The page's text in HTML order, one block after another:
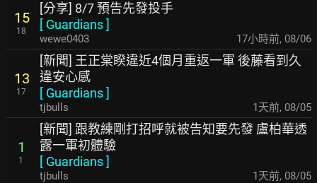
15
18
[分享] 8/7 預告先發投手
[ Guardians]
wewe0403 17小時前, 08/06
13
17
[新聞] 王正棠睽違近4個月重返一軍 後藤看到久
違安心感
[ Guardians]
tjbulls 1天前, 08/05
1
1
[新聞] 跟教練剛打招呼就被告知要先發 盧柏華透
露一軍初體驗
[ Guardians]
tjbulls 1天前, 08/05